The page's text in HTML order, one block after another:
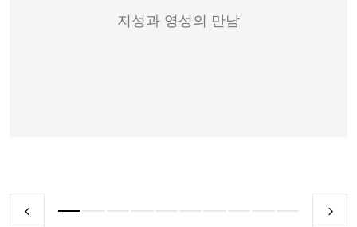
지성과 영성의 만남